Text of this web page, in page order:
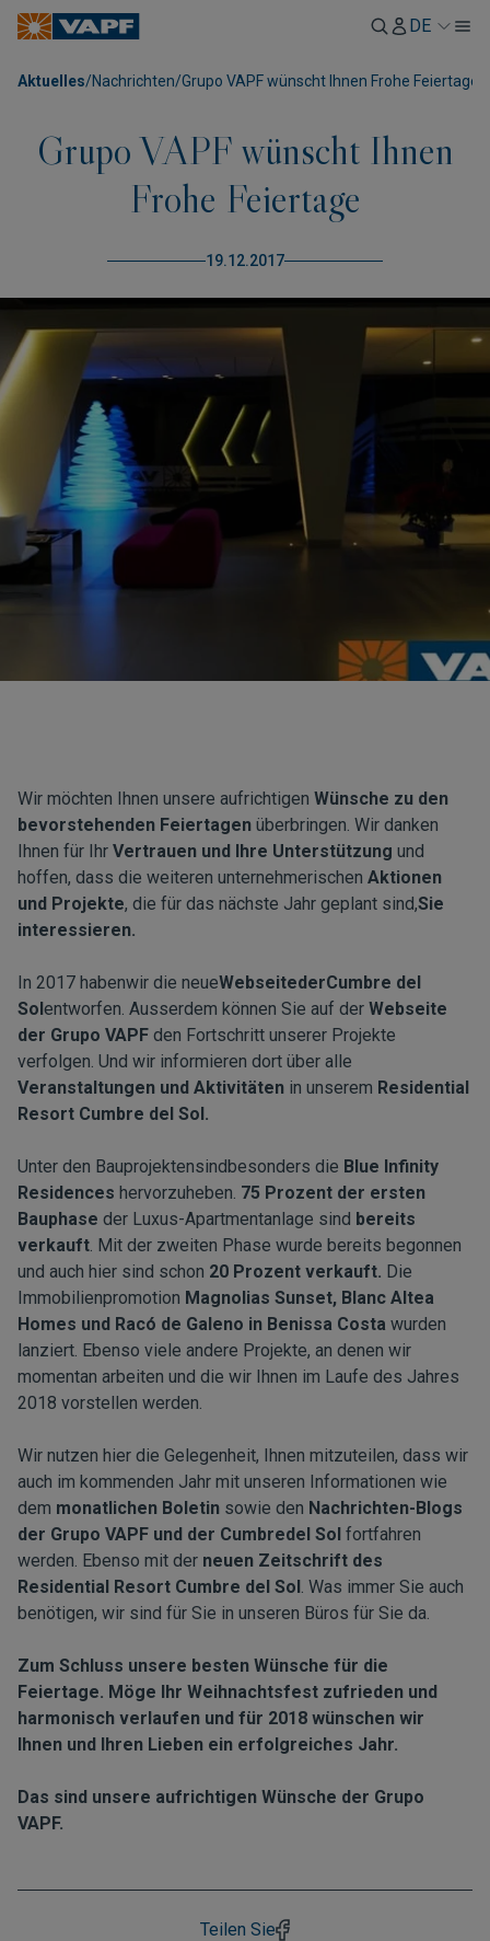
DE
Aktuelles/Nachrichten/Grupo VAPF wünscht Ihnen Frohe Feiertage
Grupo VAPF wünscht Ihnen
Frohe Feiertage
19.12.2017
Wir möchten Ihnen unsere aufrichtigen Wünsche zu den
bevorstehenden Feiertagen überbringen. Wir danken
Ihnen für Ihr Vertrauen und Ihre Unterstützung und
hoffen, dass die weiteren unternehmerischen Aktionen
und Projekte, die für das nächste Jahr geplant sind,Sie
interessieren.
In 2017 habenwir die neueWebseitederCumbre del
Solentworfen. Ausserdem können Sie auf der Webseite
der Grupo VAPF den Fortschritt unserer Projekte
verfolgen. Und wir informieren dort über alle
Veranstaltungen und Aktivitäten in unserem Residential
Resort Cumbre del Sol.
Unter den Bauprojektensindbesonders die Blue Infinity
Residences hervorzuheben. 75 Prozent der ersten
Bauphase der Luxus-Apartmentanlage sind bereits
verkauft. Mit der zweiten Phase wurde bereits begonnen
und auch hier sind schon 20 Prozent verkauft. Die
Immobilienpromotion Magnolias Sunset, Blanc Altea
Homes und Racó de Galeno in Benissa Costa wurden
lanziert. Ebenso viele andere Projekte, an denen wir
momentan arbeiten und die wir Ihnen im Laufe des Jahres
2018 vorstellen werden.
Wir nutzen hier die Gelegenheit, Ihnen mitzuteilen, dass wir
auch im kommenden Jahr mit unseren Informationen wie
dem monatlichen Boletin sowie den Nachrichten-Blogs
der Grupo VAPF und der Cumbredel Sol fortfahren
werden. Ebenso mit der neuen Zeitschrift des
Residential Resort Cumbre del Sol. Was immer Sie auch
benötigen, wir sind für Sie in unseren Büros für Sie da.
Zum Schluss unsere besten Wünsche für die
Feiertage. Möge Ihr Weihnachtsfest zufrieden und
harmonisch verlaufen und für 2018 wünschen wir
Ihnen und Ihren Lieben ein erfolgreiches Jahr.
Das sind unsere aufrichtigen Wünsche der Grupo
VAPF.
Teilen Sie